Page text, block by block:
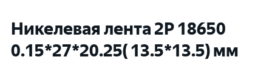
Никелевая лента 2P 18650
0.15*27*20.25( 13.5*13.5) мм